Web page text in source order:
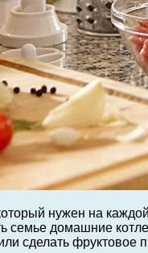
нужен на
семье домашние
сделать